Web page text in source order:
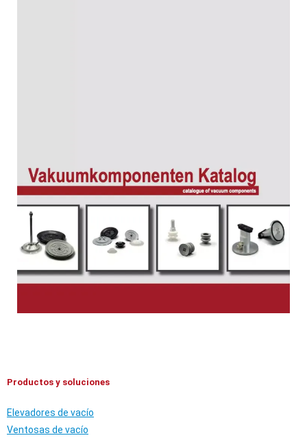
Productos y soluciones
Elevadores de vacío
Ventosas de vacío